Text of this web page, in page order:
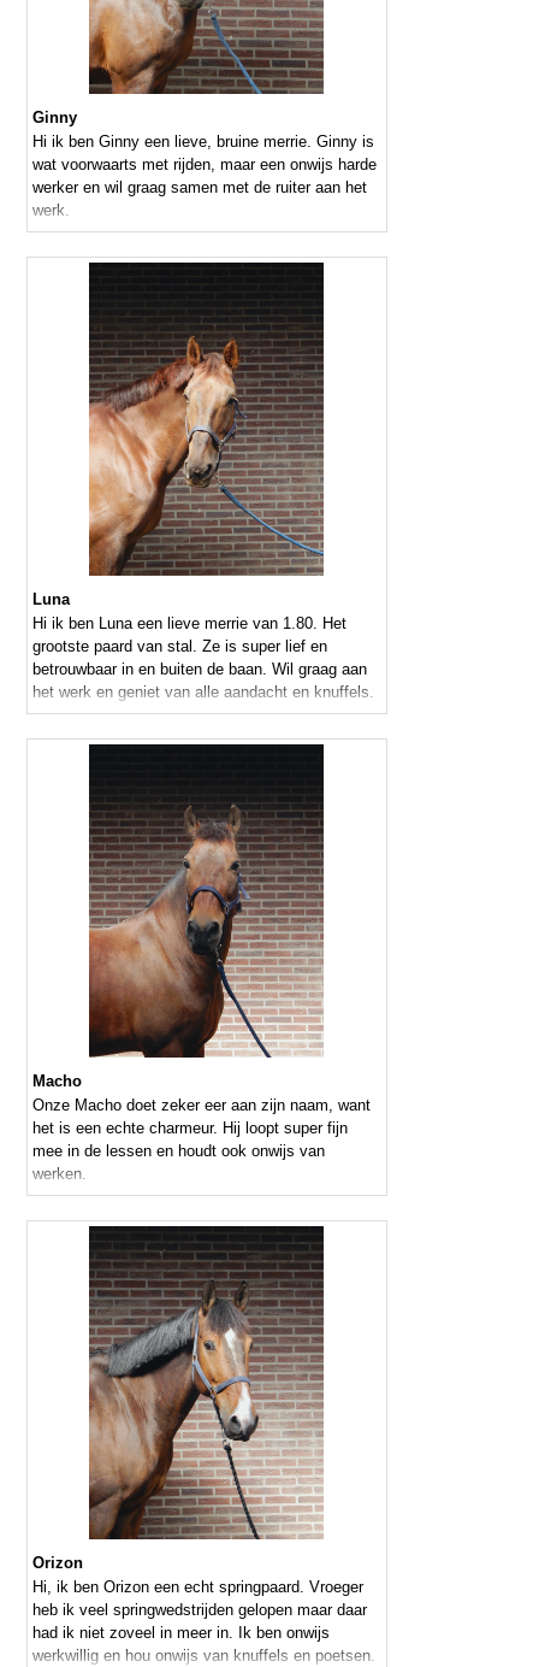
Ginny
Hi ik ben Ginny een lieve, bruine merrie. Ginny is
wat voorwaarts met rijden, maar een onwijs harde
werker en wil graag samen met de ruiter aan het
werk.
Luna
Hi ik ben Luna een lieve merrie van 1.80. Het
grootste paard van stal. Ze is super lief en
betrouwbaar in en buiten de baan. Wil graag aan
het werk en geniet van alle aandacht en knuffels.
Macho
Onze Macho doet zeker eer aan zijn naam, want
het is een echte charmeur. Hij loopt super fijn
mee in de lessen en houdt ook onwijs van
werken.
Orizon
Hi, ik ben Orizon een echt springpaard. Vroeger
heb ik veel springwedstrijden gelopen maar daar
had ik niet zoveel in meer in. Ik ben onwijs
werkwillig en hou onwijs van knuffels en poetsen.